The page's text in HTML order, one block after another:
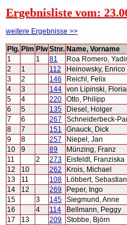
Ergebnisliste vom:
weitere Ergebnisse >>
Plg. Plm Plw Stnr. Name, Vorname
1
1 81 Roa Romero,
2
1 112 Heinowsky, Enrico
3
2 146 Reichl, Felix
4
3 144 von Lipinski,
5
4 220 Otto, Philipp
6
5 135 Diesel, Holger
7
6 267 Schneiderbeck-
8
7 151 Gnauck, Dick
9
8 257 Niepel, Jan
10
9 89 Münzing, Franz
11
2 273 Eisfeldt, Franziska
12
10 262 Krois, Michael
13
11 108 Löbbert, Sebastian
14
12 269 Peper, Ingo
15
3 145 Siegmund, Anne
16
4 114 Bellmann, Peggy
17
13 209 Stobbe, Björn